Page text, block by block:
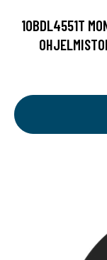
10BDL4551T